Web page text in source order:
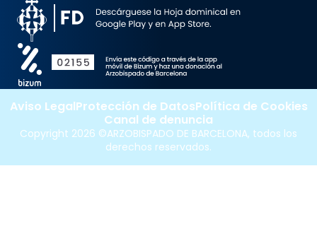
Copyright 2026 ©ARZOBISPADO DE BARCELONA, todos los
derechos reservados.
Aviso LegalProtección de DatosPolítica de Cookies
Canal de denuncia